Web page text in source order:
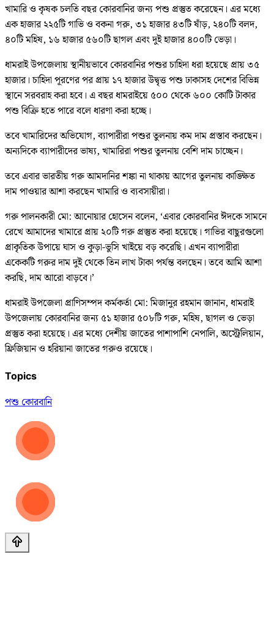
খামারি ও কৃষক চলতি বছর কোরবানির জন্য পশু প্রস্তুত করেছেন। এর মধ্যে
এক হাজার ২২৫টি গাভি ও বকনা গরু, ৩১ হাজার ৪৩টি ষাঁড়, ২৪০টি বলদ,
৪০টি মহিষ, ১৬ হাজার ৫৬০টি ছাগল এবং দুই হাজার ৪০০টি ভেড়া।
ধামরাই উপজেলায় স্থানীয়ভাবে কোরবানির পশুর চাহিদা ধরা হয়েছে প্রায় ৩৫
হাজার। চাহিদা পূরণের পর প্রায় ১৭ হাজার উদ্বৃত্ত পশু ঢাকাসহ দেশের বিভিন্ন
স্থানে সরবরাহ করা হবে। এ বছর ধামরাইয়ে ৫০০ থেকে ৬০০ কোটি টাকার
পশু বিক্রি হতে পারে বলে ধারণা করা হচ্ছে।
তবে খামারিদের অভিযোগ, ব্যাপারীরা পশুর তুলনায় কম দাম প্রস্তাব করছেন।
অন্যদিকে ব্যাপারীদের ভাষ্য, খামারিরা পশুর তুলনায় বেশি দাম চাচ্ছেন।
তবে এবার ভারতীয় গরু আমদানির শঙ্কা না থাকায় আগের তুলনায় কাঙ্ক্ষিত
দাম পাওয়ার আশা করছেন খামারি ও ব্যবসায়ীরা।
গরু পালনকারী মো: আনোয়ার হোসেন বলেন, ‘এবার কোরবানির ঈদকে সামনে
রেখে আমাদের খামারে প্রায় ২০টি গরু প্রস্তুত করা হয়েছে। গাভির বাছুরগুলো
প্রাকৃতিক উপায়ে ঘাস ও কুড়া-ভুসি খাইয়ে বড় করেছি। এখন ব্যাপারীরা
একেকটি গরুর দাম দুই থেকে তিন লাখ টাকা পর্যন্ত বলছেন। তবে আমি আশা
করছি, দাম আরো বাড়বে।’
ধামরাই উপজেলা প্রাণিসম্পদ কর্মকর্তা মো: মিজানুর রহমান জানান, ধামরাই
উপজেলায় কোরবানির জন্য ৫১ হাজার ৫০৮টি গরু, মহিষ, ছাগল ও ভেড়া
প্রস্তুত করা হয়েছে। এর মধ্যে দেশীয় জাতের পাশাপাশি নেপালি, অস্ট্রেলিয়ান,
ফ্রিজিয়ান ও হরিয়ানা জাতের গরুও রয়েছে।
Topics
পশু কোরবানি